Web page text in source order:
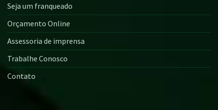
Seja um franqueado
Orçamento Online
Assessoria de imprensa
Trabalhe Conosco
Contato